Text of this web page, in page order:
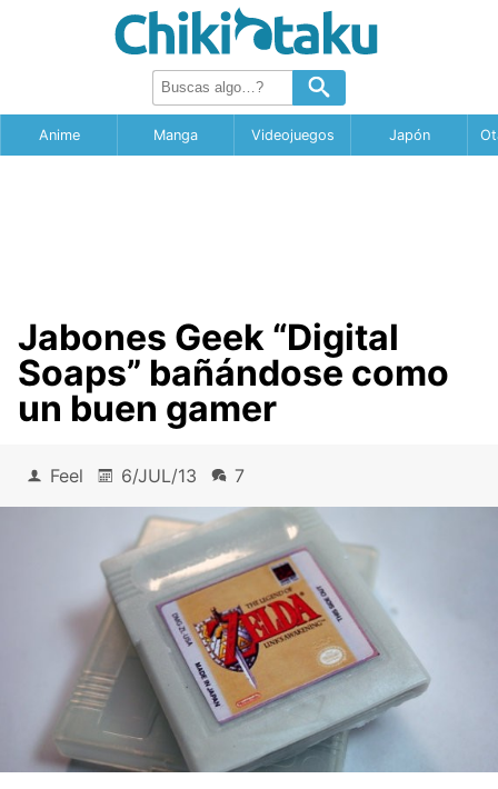
Anime Manga Videojuegos Japón
Jabones Geek “Digital
Soaps” bañándose como
un buen gamer
Feel 6/JUL/13 7